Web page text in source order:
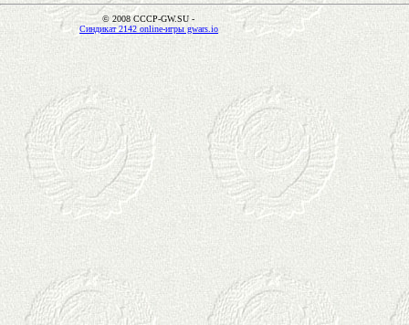
© 2008 CCCP-GW.SU -
Синдикат 2142 online-игры gwars.io